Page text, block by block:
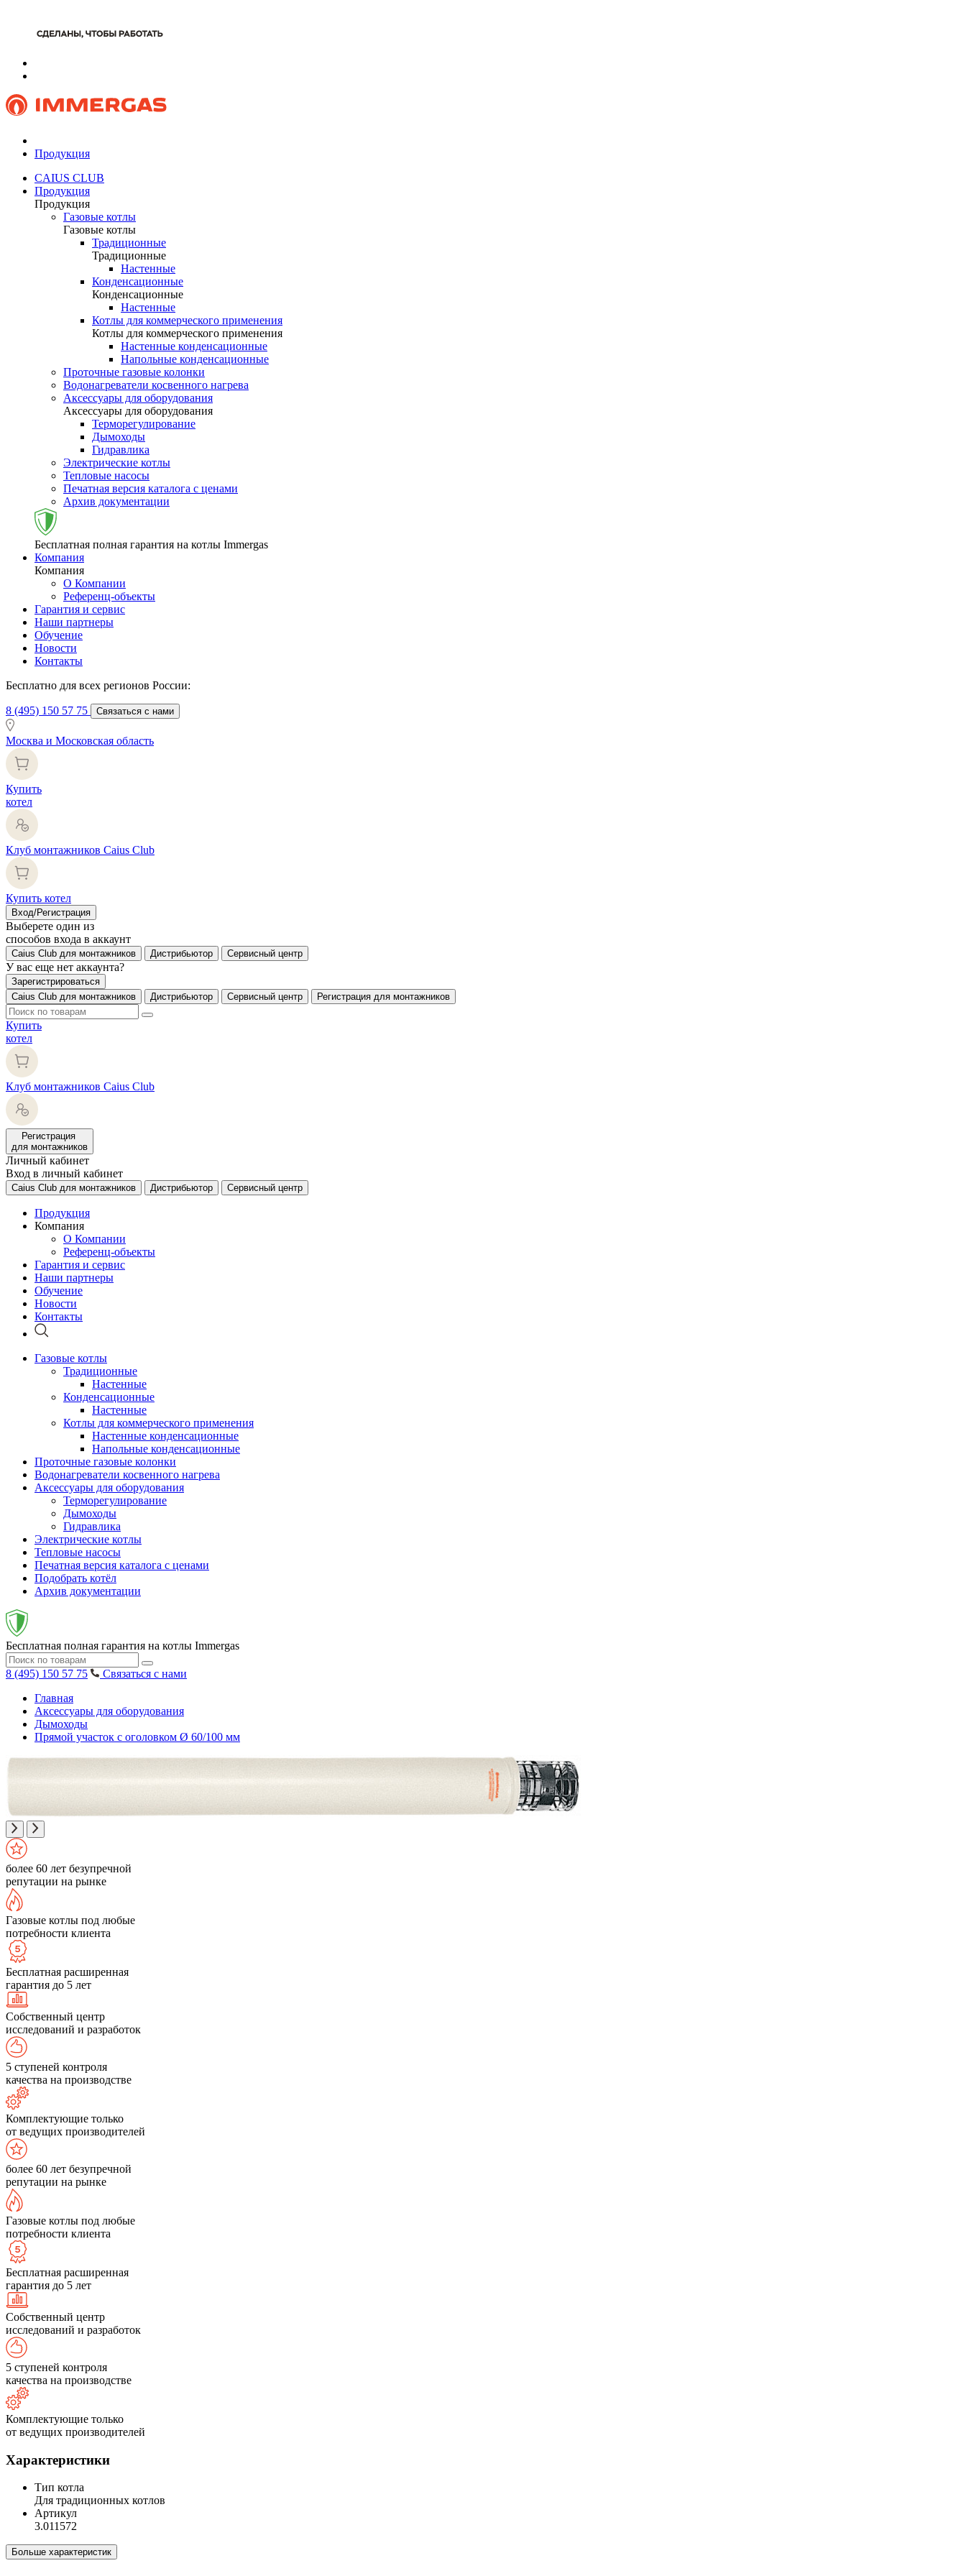
Продукция
CAIUS CLUB
Продукция
Продукция
Газовые котлы
Газовые котлы
Традиционные
Традиционные
Настенные
Конденсационные
Конденсационные
Настенные
Котлы для коммерческого применения
Котлы для коммерческого применения
Настенные конденсационные
Напольные конденсационные
Проточные газовые колонки
Водонагреватели косвенного нагрева
Аксессуары для оборудования
Аксессуары для оборудования
Терморегулирование
Дымоходы
Гидравлика
Электрические котлы
Тепловые насосы
Печатная версия каталога с ценами
Архив документации
Бесплатная полная гарантия на котлы Immergas
Компания
Компания
О Компании
Референц-объекты
Гарантия и сервис
Наши партнеры
Обучение
Новости
Контакты
Бесплатно для всех регионов России:
8 (495) 150 57 75 Связаться с нами
Москва и Московская область
Купить
котел
Клуб монтажников Caius Club
Купить котел
Вход/Регистрация
Выберете один из
способов входа в аккаунт
Caius Club для монтажников Дистрибьютор Сервисный центр
У вас еще нет аккаунта?
Зарегистрироваться
Caius Club для монтажников
Дистрибьютор Сервисный центр Регистрация для монтажников
Купить
котел
Клуб монтажников Caius Club
Регистрация
для монтажников
Личный кабинет
Вход в личный кабинет
Caius Club для монтажников Дистрибьютор Сервисный центр
Продукция
Компания
О Компании
Референц-объекты
Гарантия и сервис
Наши партнеры
Обучение
Новости
Контакты
Газовые котлы
Традиционные
Настенные
Конденсационные
Настенные
Котлы для коммерческого применения
Настенные конденсационные
Напольные конденсационные
Проточные газовые колонки
Водонагреватели косвенного нагрева
Аксессуары для оборудования
Терморегулирование
Дымоходы
Гидравлика
Электрические котлы
Тепловые насосы
Печатная версия каталога с ценами
Подобрать котёл
Архив документации
Бесплатная полная гарантия на котлы Immergas
8 (495) 150 57 75
Связаться с нами
Главная
Аксессуары для оборудования
Дымоходы
Прямой участок с оголовком Ø 60/100 мм
более 60 лет безупречной
репутации на рынке
Газовые котлы под любые
потребности клиента
Бесплатная расширенная
гарантия до 5 лет
Собственный центр
исследований и разработок
5 ступеней контроля
качества на производстве
Комплектующие только
от ведущих производителей
более 60 лет безупречной
репутации на рынке
Газовые котлы под любые
потребности клиента
Бесплатная расширенная
гарантия до 5 лет
Собственный центр
исследований и разработок
5 ступеней контроля
качества на производстве
Комплектующие только
от ведущих производителей
Характеристики
Тип котла
Для традиционных котлов
Артикул
3.011572
Больше характеристик